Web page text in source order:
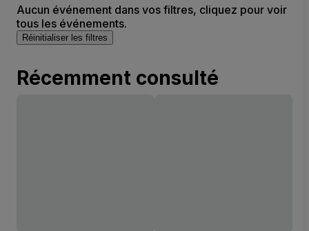
Aucun événement dans vos filtres, cliquez pour voir
tous les événements.
Réinitialiser les filtres
Récemment consulté